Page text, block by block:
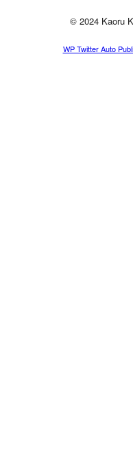
© 2024 Kaoru
WP Twitter Auto